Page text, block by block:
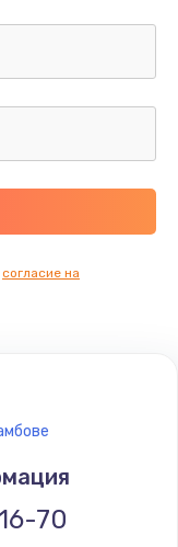
согласие на
70